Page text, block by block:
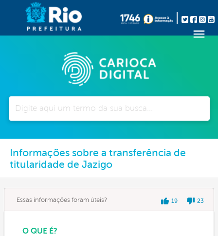
Informações sobre a transferência de
titularidade de Jazigo
Essas informações foram úteis? 19 23
O QUE É?